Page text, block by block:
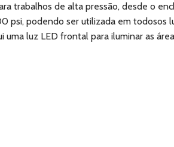
trabalhos de alta pressão, desde o
psi, podendo ser utilizada em
luz LED frontal para iluminar as